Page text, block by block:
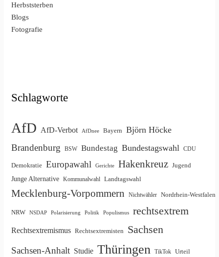
Herbststerben
Blogs
Fotografie
Schlagworte
AfD AfD-Verbot AfDnee Bayern Björn Höcke
Brandenburg BSW Bundestag Bundestagswahl CDU
Demokratie Europawahl Gerichte Hakenkreuz Jugend
Junge Alternative Kommunalwahl Landtagswahl
Mecklenburg-Vorpommern Nichtwähler Nordrhein-Westfalen
NRW NSDAP Polarisierung Politik Populismus rechtsextrem
Rechtsextremismus Rechtsextremisten Sachsen
Sachsen-Anhalt Studie Thüringen TikTok Urteil